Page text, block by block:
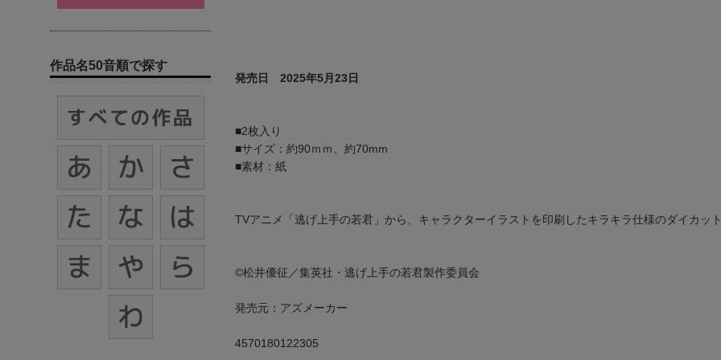
発売日 2025年5月23日
■2枚入り
■サイズ：約90ｍｍ、約70mm
■素材：紙
TVアニメ「逃げ上手の若君」から、キャラクターイラストを印刷したキラキラ仕様のダイカッ
©松井優征／集英社・逃げ上手の若君製作委員会
発売元：アズメーカー
4570180122305
作品名50音順で探す